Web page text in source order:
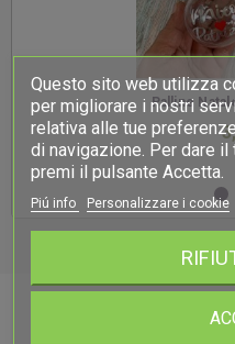
Palline
Questo sito web utilizza
per migliorare i nostri
relativa alle tue
di navigazione. Per dare
premi il pulsante Accetta.
Piú info Personalizzare i cookie